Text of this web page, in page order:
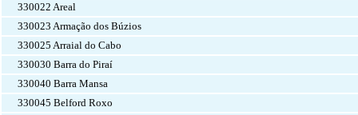
330022 Areal
330023 Armação dos Búzios
330025 Arraial do Cabo
330030 Barra do Piraí
330040 Barra Mansa
330045 Belford Roxo